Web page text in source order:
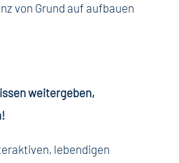
von Grund auf aufbauen
weitergeben,
lebendigen